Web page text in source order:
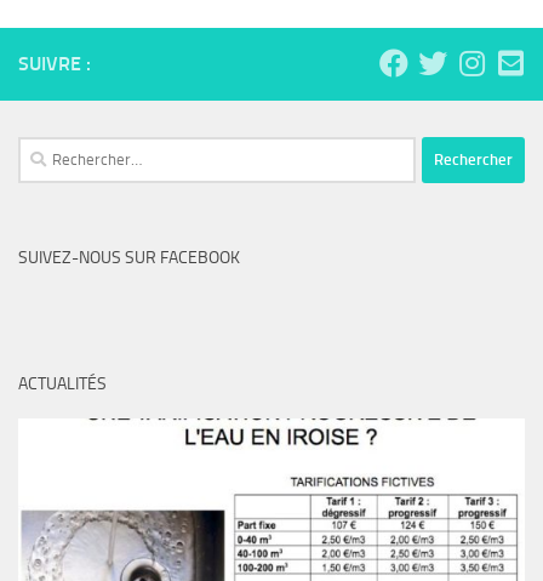
SUIVRE :
Rechercher :
SUIVEZ-NOUS SUR FACEBOOK
ACTUALITÉS